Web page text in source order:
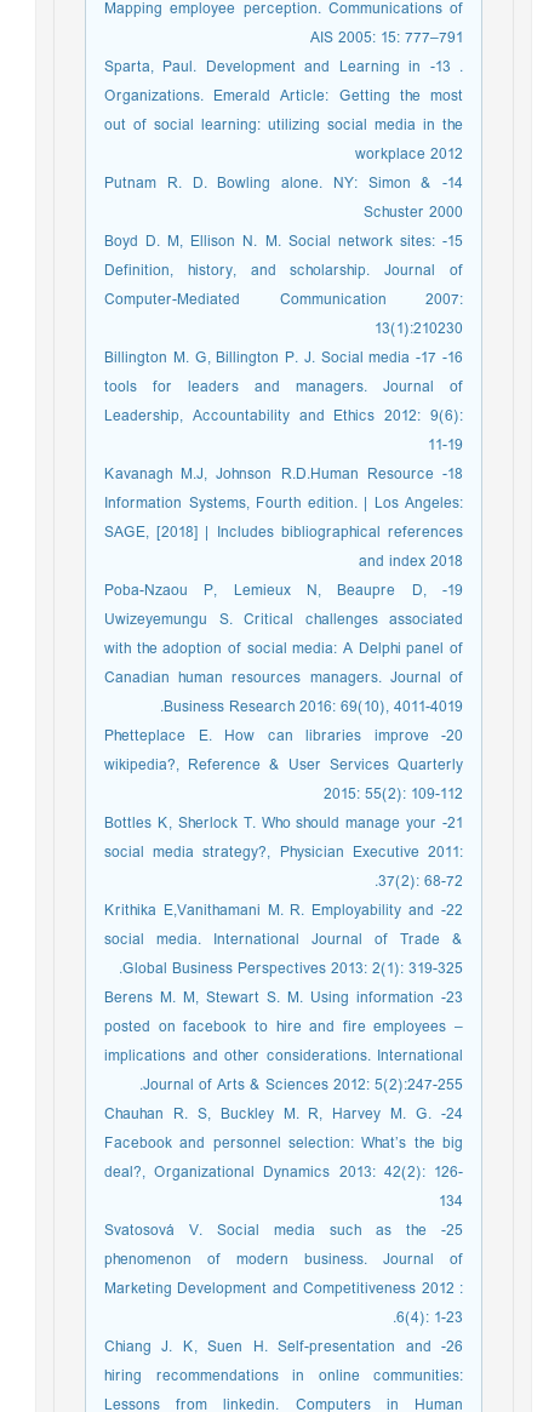
Mapping employee perception. Communications of
AIS 2005: 15: 777–791
. 13- Sparta, Paul. Development and Learning in
Organizations. Emerald Article: Getting the most
out of social learning: utilizing social media in the
workplace 2012
14- Putnam R. D. Bowling alone. NY: Simon &
Schuster 2000
15- Boyd D. M, Ellison N. M. Social network sites:
Definition, history, and scholarship. Journal of
Computer-Mediated Communication 2007:
13(1):210230
16- 17- Billington M. G, Billington P. J. Social media
tools for leaders and managers. Journal of
Leadership, Accountability and Ethics 2012: 9(6):
11-19
18- Kavanagh M.J, Johnson R.D.Human Resource
Information Systems, Fourth edition. | Los Angeles:
SAGE, [2018] | Includes bibliographical references
and index 2018
19- Poba-Nzaou P, Lemieux N, Beaupre D,
Uwizeyemungu S. Critical challenges associated
with the adoption of social media: A Delphi panel of
Canadian human resources managers. Journal of
Business Research 2016: 69(10), 4011-4019.
20- Phetteplace E. How can libraries improve
wikipedia?, Reference & User Services Quarterly
2015: 55(2): 109-112
21- Bottles K, Sherlock T. Who should manage your
social media strategy?, Physician Executive 2011:
37(2): 68-72.
22- Krithika E,Vanithamani M. R. Employability and
social media. International Journal of Trade &
Global Business Perspectives 2013: 2(1): 319-325.
23- Berens M. M, Stewart S. M. Using information
posted on facebook to hire and fire employees –
implications and other considerations. International
Journal of Arts & Sciences 2012: 5(2):247-255.
24- Chauhan R. S, Buckley M. R, Harvey M. G.
Facebook and personnel selection: What’s the big
deal?, Organizational Dynamics 2013: 42(2): 126-
134
25- Svatosová V. Social media such as the
phenomenon of modern business. Journal of
Marketing Development and Competitiveness 2012 :
6(4): 1-23.
26- Chiang J. K, Suen H. Self-presentation and
hiring recommendations in online communities:
Lessons from linkedin. Computers in Human